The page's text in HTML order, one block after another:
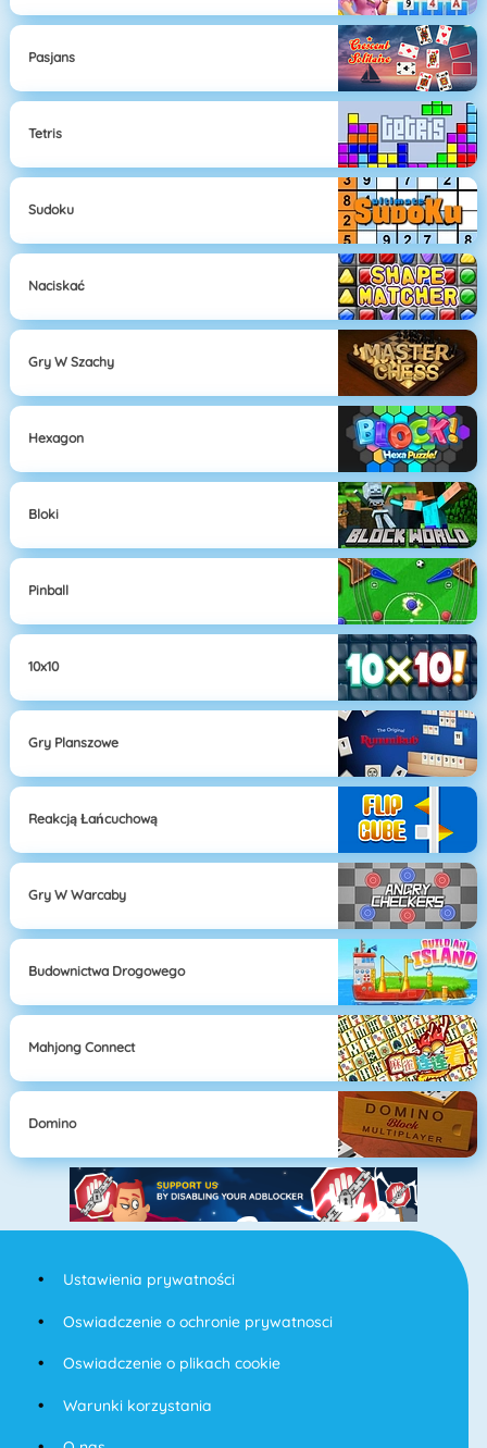
Pasjans
Tetris
Sudoku
Naciskać
Gry W Szachy
Hexagon
Bloki
Pinball
10x10
Gry Planszowe
Reakcją Łańcuchową
Gry W Warcaby
Budownictwa Drogowego
Mahjong Connect
Domino
Ustawienia prywatności
Oswiadczenie o ochronie prywatnosci
Oswiadczenie o plikach cookie
Warunki korzystania